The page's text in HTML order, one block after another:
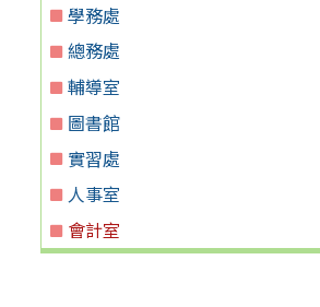
學務處
總務處
輔導室
圖書館
實習處
人事室
會計室